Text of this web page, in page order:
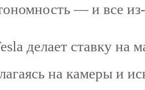
— и все
делает ставку на
на камеры и